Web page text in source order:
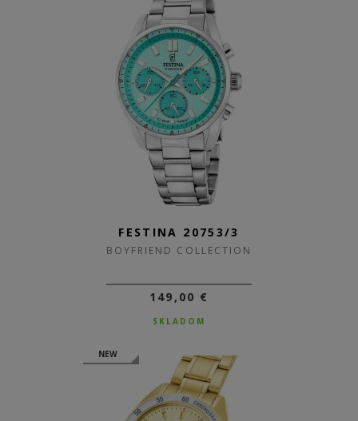
FESTINA 20753/3
BOYFRIEND COLLECTION
149,00 €
SKLADOM
NEW